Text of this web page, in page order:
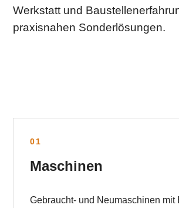
Werkstatt und
praxisnahen Sonderlösungen.
01
Maschinen
Gebraucht- und Neumaschinen mit